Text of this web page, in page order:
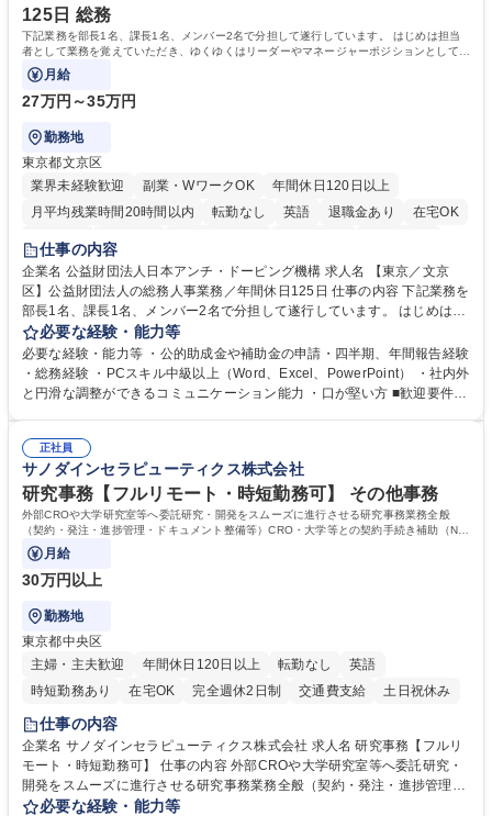
へのジョブローテーションの可能性があります。 学歴・資格 学歴：大学
院 大学 語学力： 資格：宅地建物取引士
125日 総務
下記業務を部長1名、課長1名、メンバー2名で分担して遂行しています。 はじめは担当
者として業務を覚えていただき、ゆくゆくはリーダーやマネージャーポジションとして活
躍いただくことを期待しています。
月給
27万円～35万円
勤務地
東京都文京区
業界未経験歓迎
副業・WワークOK
年間休日120日以上
月平均残業時間20時間以内
転勤なし 英語 退職金あり
在宅OK
賞与あり
育休あり
食事補助あり
仕事の内容
企業名 公益財団法人日本アンチ・ドーピング機構 求人名 【東京／文京
区】公益財団法人の総務人事業務／年間休日125日 仕事の内容 下記業務を
部長1名、課長1名、メンバー2名で分担して遂行しています。 はじめは担
当者として業務を覚えていただき、ゆくゆくはリーダーやマネージャーポ
ジションとして活躍いただくことを期待しています。 【総務・人事グルー
プの業務内容】 ・人事制度関連 ・採用活動 ・教育研修の企画、実行 ・勤
怠管理 ・官公庁への各種提出 ・法定の会議運営（評議員会、理事会） ・
管理 ・福利厚生関連 ・職員からの問合せ、相談対応 ・その他日常の総務
業務全般 募集職種 【東京／文京区】公益財団法人の総務人事業務／年間
休日125日
必要な経験・能力等
必要な経験・能力等 ・公的助成金や補助金の申請・四半期、年間報告経験
・総務経験 ・PCスキル中級以上（Word、Excel、PowerPoint） ・社内外
と円滑な調整ができるコミュニケーション能力 ・口が堅い方 ■歓迎要件
正社員
サノダインセラピューティクス株式会社
研究事務【フルリモート・時短勤務可】 その他事務
外部CROや大学研究室等へ委託研究・開発をスムーズに進行させる研究事務業務全般
（契約・発注・進捗管理・ドキュメント整備等）CRO・大学等との契約手続き補助（ND
A・委託・共同研究契約等の進行・記録管理）
月給
30万円以上
勤務地
東京都中央区
主婦・主夫歓迎
年間休日120日以上 転勤なし
英語
時短勤務あり
在宅OK 完全週休2日制 交通費支給 土日祝休み
仕事の内容
企業名 サノダインセラピューティクス株式会社 求人名 研究事務【フルリ
モート・時短勤務可】 仕事の内容 外部CROや大学研究室等へ委託研究・
開発をスムーズに進行させる研究事務業務全般（契約・発注・進捗管理・
ドキュメント整備等）CRO・大学等との契約手続き補助（NDA・委託・
必要な経験・能力等